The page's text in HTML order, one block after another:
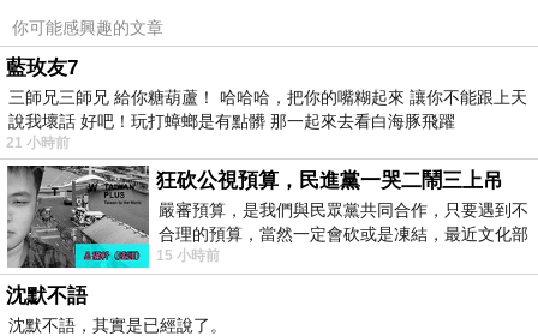
標，並與編程參數進行比較，以便立即進行生產
質量控制。
同樣的技術也可以應用於農業，嵌入在作物生長
環境中的傳感器可以掃描，確保其質量完全穩
定。這可以通過監測葉片的顏色或根部強度來實
現。
精選文章：
建築正在尋找將5g融入物聯網網絡的方法
如何在家裏使用物聯網?
你可能感興趣的文章
藍玫友7
三師兄三師兄 給你糖葫蘆！ 哈哈哈，把你的嘴糊起來 讓你不能跟上天
說我壞話 好吧！玩打蟑螂是有點髒 那一起來去看白海豚飛躍
21 小時前
狂砍公視預算，民進黨一哭二鬧三上吊
嚴審預算，是我們與民眾黨共同合作，只要遇到不
合理的預算，當然一定會砍或是凍結，最近文化部
要編列公視和Taiwan plus預算，在110年
15 小時前
沈默不語
沈默不語，其實是已經說了。